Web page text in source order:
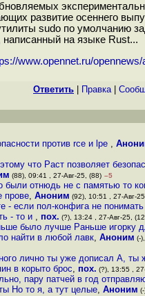
развитие осеннего
sudo по умолчанию
написанный на языке Rust...
www.opennet.ru/
Ответить Правка|
против rce и lpe ,
что Раст позволяет
(88), 09:41 , 27-Авг-25, (88) –5
были отнюдь не с памятью то
прове, Аноним (92), 10:51 , 27-Авг-
- если пол-конфига не
- то и , пох. (?), 13:24 , 27-Авг-25,
было лучше Раньше игорку
найти в любой лавк, Аноним (-
лично ты уже дописал А, ты
в корыто брос, пох. (?), 13:55 ,
пару патчей в год
Но то я, а тут целые,Аноним